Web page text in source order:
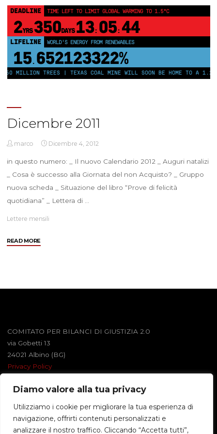
Diamo valore alla tua privacy
Utilizziamo i cookie per migliorare la tua esperienza di
navigazione, offrirti contenuti personalizzati e
analizzare il nostro traffico. Cliccando “Accetta tutti”,
DEADLINE TIME LEFT TO LIMIT GLOBAL WARMING TO 1.5°C
2YRS 350DAYS 13: 05: 44
LIFELINE WORLD'S ENERGY FROM RENEWABLES
15. 652123327%
250 MILLION TREES | TEXAS COAL MINE WILL SOON BE HOME TO A
Dicembre 2011
marco Dicembre 4, 2012
in questo numero: _ Il nuovo Calendario 2012 _ Auguri natalizi
_ Cosa è successo alla Giornata del non Acquisto? _ Gruppo
nuova scheda _ Situazione del libro “Prove di felicità
quotidiana” _ Lettera di …
Lettere mensili
READ MORE"Dicembre
COMITATO PER BILANCI DI GIUSTIZIA 2.0
via Gobetti 13
24021 Albino (BG)
Privacy Policy
©2026 BILANCI DI GIUSTIZIA